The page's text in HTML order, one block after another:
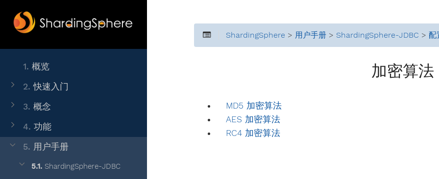
1. 概览
2.快速入门
3. 概念
4. 功能
5. 用户手册
5.1. ShardingSphere-JDBC
ShardingSphere > 用户手册 > ShardingSphere-JDBC >配
加密算法
MD5 加密算法
AES 加密算法
RC4 加密算法